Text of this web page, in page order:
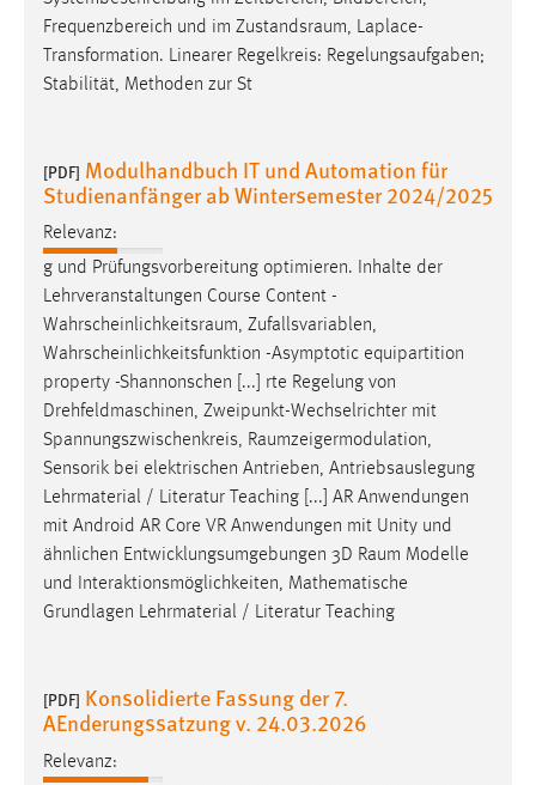
Frequenzbereich und im Zustandsraum, Laplace-
Transformation. Linearer Regelkreis: Regelungsaufgaben;
Stabilität, Methoden zur St
[PDF] Modulhandbuch IT und Automation für
Studienanfänger ab Wintersemester 2024/2025
Relevanz:
g und Prüfungsvorbereitung optimieren. Inhalte der
Lehrveranstaltungen Course Content -
Wahrscheinlichkeitsraum, Zufallsvariablen,
Wahrscheinlichkeitsfunktion -Asymptotic equipartition
property -Shannonschen [...] rte Regelung von
Drehfeldmaschinen, Zweipunkt-Wechselrichter mit
Spannungszwischenkreis, Raumzeigermodulation,
Sensorik bei elektrischen Antrieben, Antriebsauslegung
Lehrmaterial / Literatur Teaching [...] AR Anwendungen
mit Android AR Core VR Anwendungen mit Unity und
ähnlichen Entwicklungsumgebungen 3D Raum Modelle
und Interaktionsmöglichkeiten, Mathematische
Grundlagen Lehrmaterial / Literatur Teaching
[PDF] Konsolidierte Fassung der 7.
AEnderungssatzung v. 24.03.2026
Relevanz: